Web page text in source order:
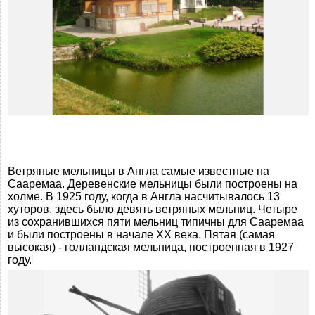
Ветряные мельницы в Англа самые известные на
Сааремаа. Деревенские мельницы были построены на
холме. В 1925 году, когда в Англа насчитывалось 13
хуторов, здесь было девять ветряных мельниц. Четыре
из сохранившихся пяти мельниц типичны для Сааремаа
и были построены в начале XX века. Пятая (самая
высокая) - голландская мельница, построенная в 1927
году.